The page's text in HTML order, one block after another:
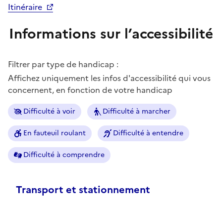
Itinéraire
Informations sur l’accessibilité
Filtrer par type de handicap :
Affichez uniquement les infos d'accessibilité qui vous
concernent, en fonction de votre handicap
Difficulté à voir Difficulté à marcher
En fauteuil roulant Difficulté à entendre
Difficulté à comprendre
Transport et stationnement